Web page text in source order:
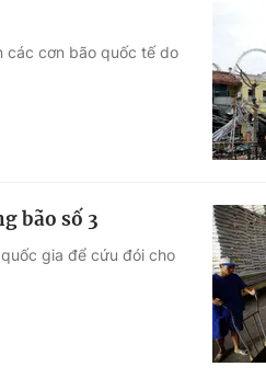
các cơn bão quốc tế do
bão số 3
gia để cứu đói cho